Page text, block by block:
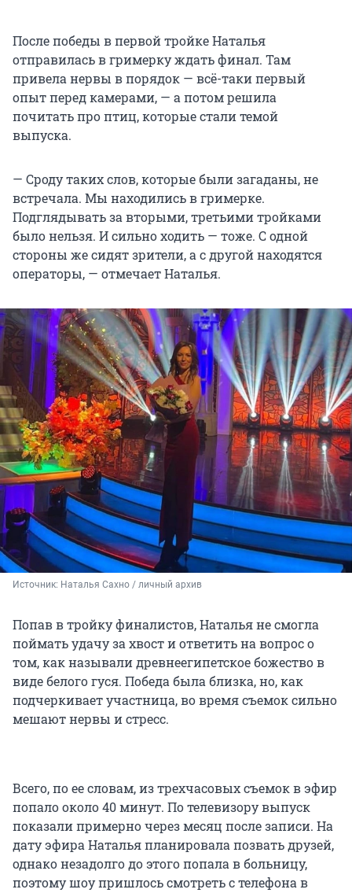
После победы в первой тройке Наталья
отправилась в гримерку ждать финал. Там
привела нервы в порядок — всё-таки первый
опыт перед камерами, — а потом решила
почитать про птиц, которые стали темой
выпуска.
— Сроду таких слов, которые были загаданы, не
встречала. Мы находились в гримерке.
Подглядывать за вторыми, третьими тройками
было нельзя. И сильно ходить — тоже. С одной
стороны же сидят зрители, а с другой находятся
операторы, — отмечает Наталья.
Источник: Наталья Сахно / личный архив
Попав в тройку финалистов, Наталья не смогла
поймать удачу за хвост и ответить на вопрос о
том, как называли древнеегипетское божество в
виде белого гуся. Победа была близка, но, как
подчеркивает участница, во время съемок сильно
мешают нервы и стресс.
Всего, по ее словам, из трехчасовых съемок в эфир
попало около 40 минут. По телевизору выпуск
показали примерно через месяц после записи. На
дату эфира Наталья планировала позвать друзей,
однако незадолго до этого попала в больницу,
поэтому шоу пришлось смотреть с телефона в